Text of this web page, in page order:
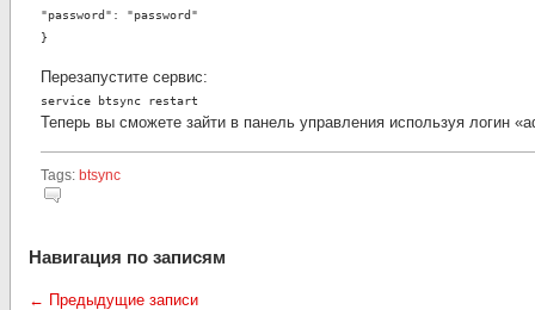
"password": "password"
}
Перезапустите сервис:
service btsync restart
Теперь вы сможете зайти в панель управления используя логин
Tags: btsync
Навигация по записям
← Предыдущие записи